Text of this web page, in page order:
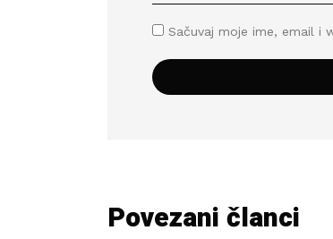
Sačuvaj moje ime, email i
Povezani članci